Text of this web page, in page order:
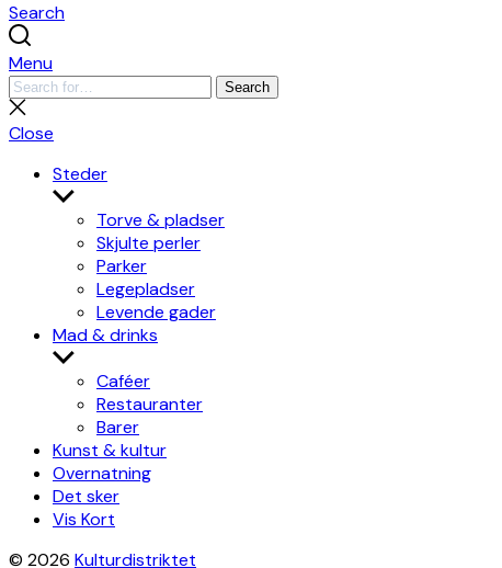
Search
Menu
Search
for:
Search
Close
search
Close
Steder
Show
sub
menu
Torve & pladser
Skjulte perler
Parker
Legepladser
Levende gader
Mad & drinks
Show
sub
menu
Caféer
Restauranter
Barer
Kunst & kultur
Overnatning
Det sker
Vis Kort
© 2026 Kulturdistriktet